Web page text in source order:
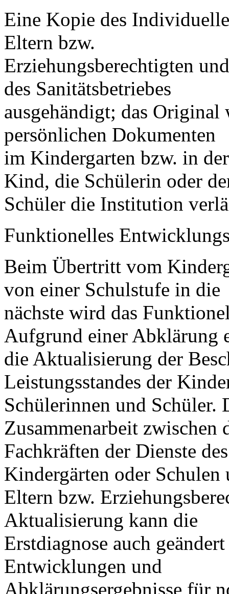
Eine Kopie des
Eltern bzw.
Erziehungsberechtigten
des Sanitätsbetriebes
ausgehändigt; das Original
persönlichen Dokumenten
im Kindergarten bzw. in
Kind, die Schülerin oder
Schüler die Institution
Funktionelles
Beim Übertritt vom
von einer Schulstufe in die
nächste wird das
Aufgrund einer Abklärung
die Aktualisierung der
Leistungsstandes der
Schülerinnen und Schüler.
Zusammenarbeit zwischen
Fachkräften der Dienste
Kindergärten oder Schulen
Eltern bzw.
Aktualisierung kann die
Erstdiagnose auch
Entwicklungen und
Abklärungsergebnisse für